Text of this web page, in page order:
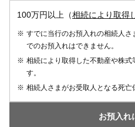
100万円以上（相続により取得
※ すでに当行のお預入れの相続人
でのお預入れはできません。
※ 相続により取得した不動産や株式
す。
※ 相続人さまがお受取人となる死亡
お預入れ